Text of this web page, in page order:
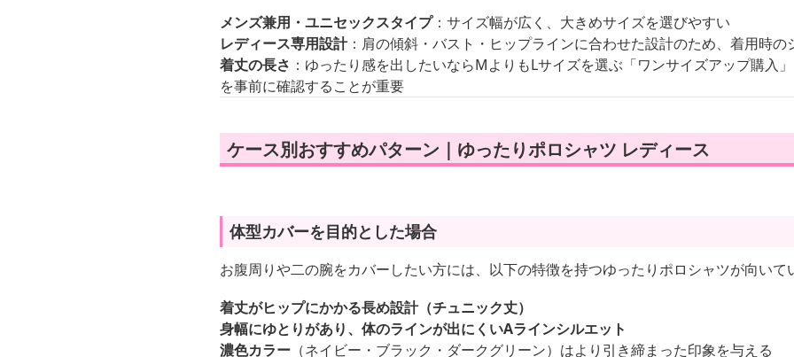
メンズ兼用・ユニセックスタイプ：サイズ幅が広く、大きめサイズを選びやすい
レディース専用設計：肩の傾斜・バスト・ヒップラインに合わせた設計のため、着用時の
着丈の長さ ：ゆったり感を出したいならMよりもLサイズを選ぶ「ワンサイズアップ購入
を事前に確認することが重要
ケース別おすすめパターン｜ゆったりポロシャツ レディース
体型カバーを目的とした場合
お腹周りや二の腕をカバーしたい方には、以下の特徴を持つゆったりポロシャツが向いて
着丈がヒップにかかる長め設計（チュニック丈）
身幅にゆとりがあり、体のラインが出にくいAラインシルエット
濃色カラー （ネイビー・ブラック・ダークグリーン）はより引き締まった印象を与える